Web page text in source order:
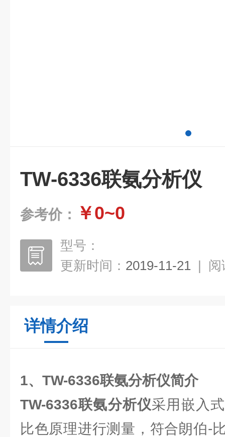
TW-6336联氨分析仪
参考价： ￥0~0
型号：
更新时间： 2019-11-21 | 阅
详情介绍
1、 TW-6336联氨分析仪简介
TW-6336联氨分析仪采用嵌入
比色原理进行测量，符合朗伯-